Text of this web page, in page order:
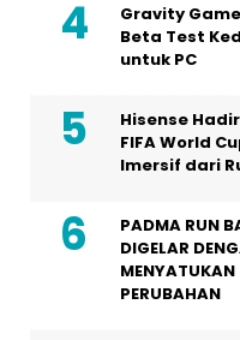
Gravity
Beta Test
untuk PC
Hisense
FIFA World
Imersif dari
PADMA RUN
DIGELAR
MENYATUKAN
PERUBAHAN